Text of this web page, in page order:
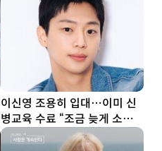
이신영 조용히 입대…이미 신
병교육 수료 “조금 늦게 소식
전해 죄송”